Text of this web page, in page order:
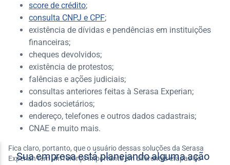
score de crédito;
consulta CNPJ e CPF;
existência de dívidas e pendências em instituições
financeiras;
cheques devolvidos;
existência de protestos;
falências e ações judiciais;
consultas anteriores feitas à Serasa Experian;
dados societários;
endereço, telefones e outros dados cadastrais;
CNAE e muito mais.
Fica claro, portanto, que o usuário dessas soluções da Serasa
Experian tem um reforço importante em diferentes etapas do